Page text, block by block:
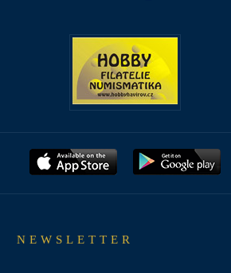
NEWSLETTER